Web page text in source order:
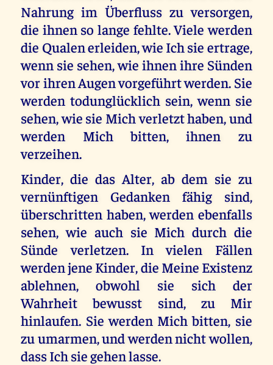
Nahrung im Überfluss zu versorgen,
die ihnen so lange fehlte. Viele werden
die Qualen erleiden, wie Ich sie ertrage,
wenn sie sehen, wie ihnen ihre Sünden
vor ihren Augen vorgeführt werden. Sie
werden todunglücklich sein, wenn sie
sehen, wie sie Mich verletzt haben, und
werden Mich bitten, ihnen zu
verzeihen.
Kinder, die das Alter, ab dem sie zu
vernünftigen Gedanken fähig sind,
überschritten haben, werden ebenfalls
sehen, wie auch sie Mich durch die
Sünde verletzen. In vielen Fällen
werden jene Kinder, die Meine Existenz
ablehnen, obwohl sie sich der
Wahrheit bewusst sind, zu Mir
hinlaufen. Sie werden Mich bitten, sie
zu umarmen, und werden nicht wollen,
dass Ich sie gehen lasse.